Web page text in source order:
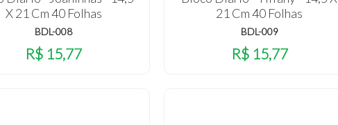
X 21 Cm 40 Folhas
BDL-008
R$ 15,77
21 Cm 40 Folhas
BDL-009
R$ 15,77